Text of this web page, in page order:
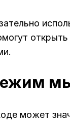
может